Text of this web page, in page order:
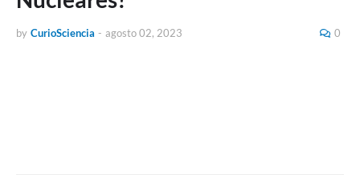
by CurioSciencia - agosto 02, 2023 0